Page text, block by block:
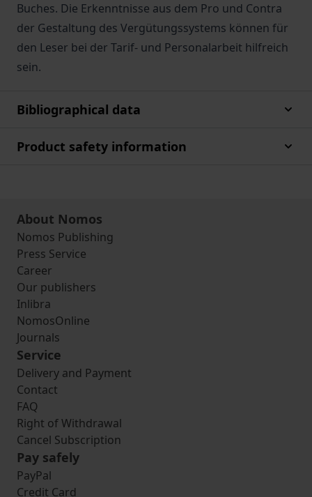
Buches. Die Erkenntnisse aus dem Pro und Contra
der Gestaltung des Vergütungssystems können für
den Leser bei der Tarif- und Personalarbeit hilfreich
sein.
Bibliographical data
Product safety information
About Nomos
Nomos Publishing
Press Service
Career
Our publishers
Inlibra
NomosOnline
Journals
Service
Delivery and Payment
Contact
FAQ
Right of Withdrawal
Cancel Subscription
Pay safely
PayPal
Credit Card